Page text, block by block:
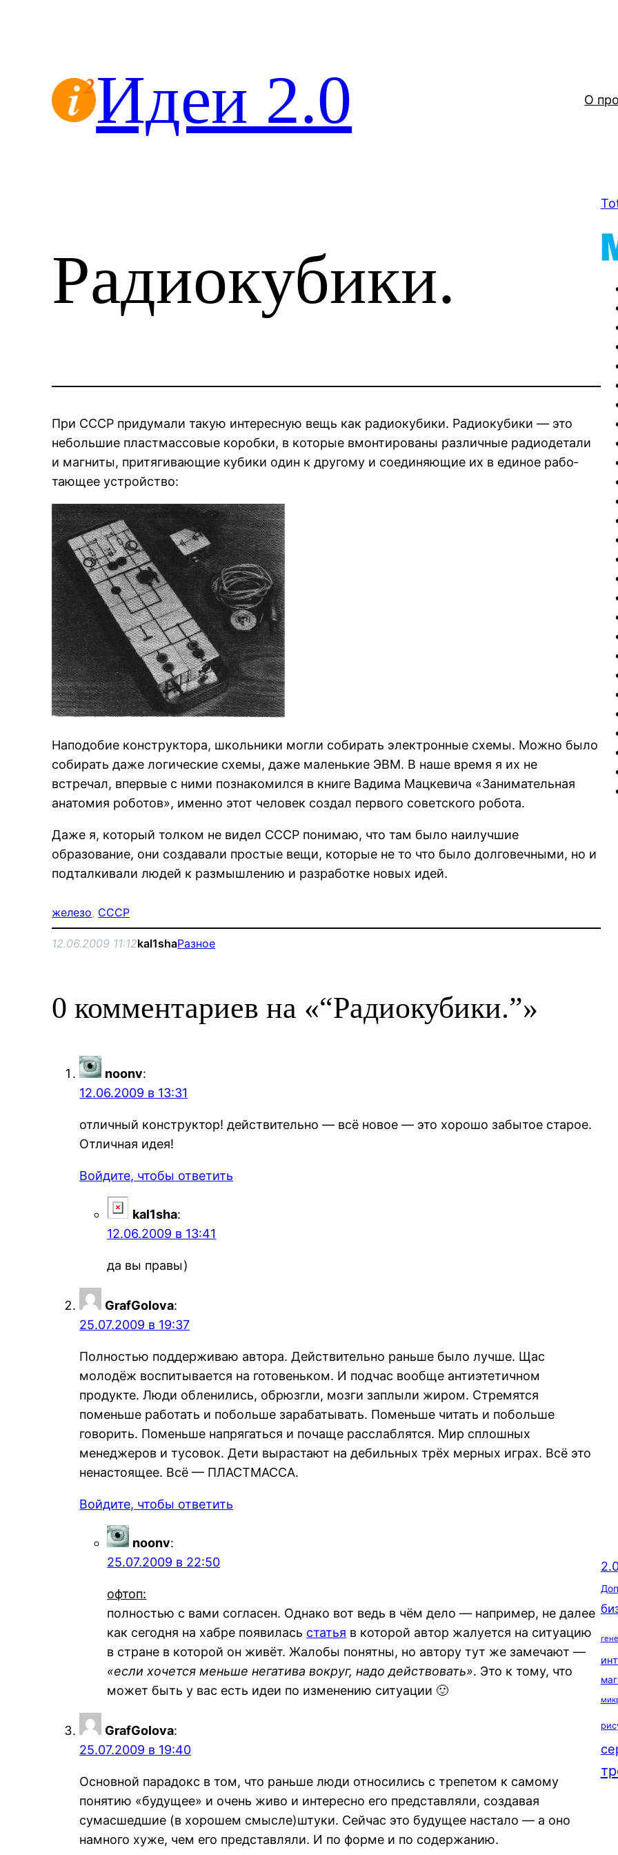
Идеи 2.0 О
Радиокубики.
При СССР придумали такую интересную вещь как радиокубики. Радиокубики — это
небольшие пластмассовые коробки, в которые вмонтированы раз­личные радиодетали
и магниты, притягивающие куби­ки один к другому и соединяющие их в единое рабо­
тающее устройство:
Наподобие конструктора, школьники могли собирать электронные схемы. Можно было
собирать даже логические схемы, даже маленькие ЭВМ. В наше время я их не
встречал, впервые с ними познакомился в книге Вадима Мацкевича «Занимательная
анатомия роботов», именно этот человек создал первого советского робота.
Даже я, который толком не видел СССР понимаю, что там было наилучшие
образование, они создавали простые вещи, которые не то что было долговечными, но и
подталкивали людей к размышлению и разработке новых идей.
железо, СССР
12.06.2009 11:12kal1shaРазное
0 комментариев на «“Радиокубики.”»
noonv:
12.06.2009 в 13:31
отличный конструктор! действительно — всё новое — это хорошо забытое старое.
Отличная идея!
Войдите, чтобы ответить
kal1sha:
12.06.2009 в 13:41
да вы правы)
GrafGolova:
25.07.2009 в 19:37
Полностью поддерживаю автора. Действительно раньше было лучше. Щас
молодёж воспитывается на готовеньком. И подчас вообще антиэтетичном
продукте. Люди обленились, обрюзгли, мозги заплыли жиром. Стремятся
поменьше работать и побольше зарабатывать. Поменьше читать и побольше
говорить. Поменьше напрягаться и почаще расслаблятся. Мир сплошных
менеджеров и тусовок. Дети вырастают на дебильных трёх мерных играх. Всё это
ненастоящее. Всё — ПЛАСТМАССА.
Войдите, чтобы ответить
noonv:
25.07.2009 в 22:50
офтоп:
полностью с вами согласен. Однако вот ведь в чём дело — например, не далее
как сегодня на хабре появилась статья в которой автор жалуется на ситуацию
в стране в которой он живёт. Жалобы понятны, но автору тут же замечают —
«если хочется меньше негатива вокруг, надо действовать». Это к тому, что
может быть у вас есть идеи по изменению ситуации 🙂
GrafGolova:
25.07.2009 в 19:40
Основной парадокс в том, что раньше люди относились с трепетом к самому
понятию «будущее» и очень живо и интересно его представляли, создавая
сумасшедшие (в хорошем смысле)штуки. Сейчас это будущее настало — а оно
намного хуже, чем его представляли. И по форме и по содержанию.